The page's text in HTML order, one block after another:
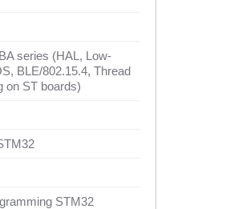
series (HAL, Low-
BLE/802.15.4, Thread
on ST boards)
STM32